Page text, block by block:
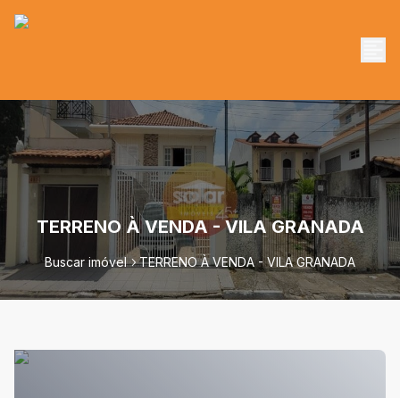
TERRENO À VENDA - VILA GRANADA
Buscar imóvel TERRENO À VENDA - VILA GRANADA